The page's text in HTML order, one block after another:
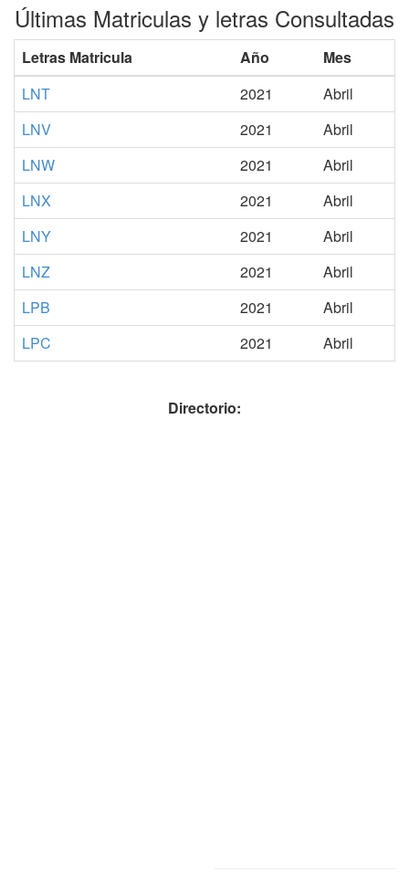
Últimas Matriculas y letras Consultadas
Letras Matricula Año
Mes
LNT
2021
Abril
LNV
2021
Abril
LNW
2021
Abril
LNX
2021
Abril
LNY
2021
Abril
LNZ
2021
Abril
LPB
2021
Abril
LPC
2021 Abril
Directorio: